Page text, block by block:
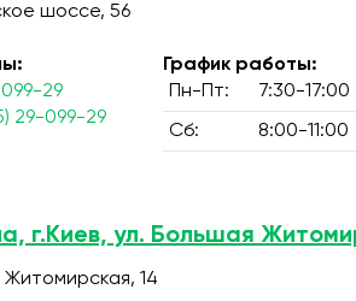
шоссе, 56
29
29-099-29
График работы:
Пн-Пт:
7:30-17:00
Сб: 8:00-11:00
г.Киев, ул. Большая
14